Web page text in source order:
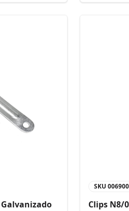
SKU 006900
Clips N8/